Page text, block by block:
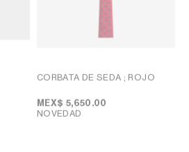
CORBATA DE SEDA ; ROJO
MEX$ 5,650.00
NOVEDAD